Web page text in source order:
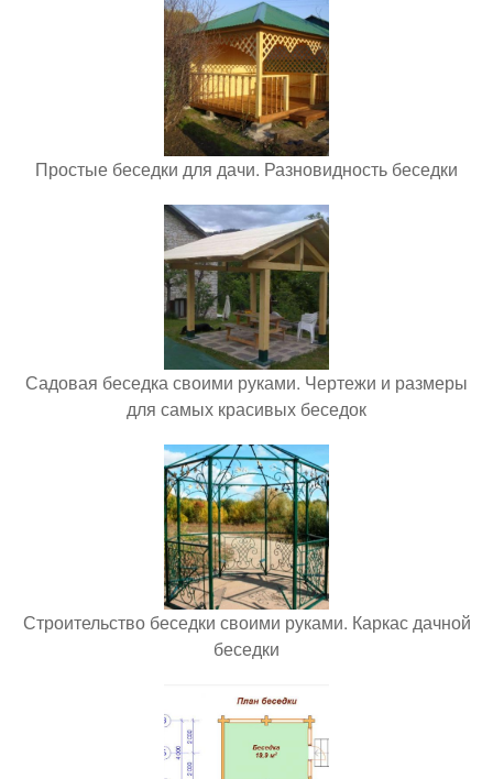
Простые беседки для дачи. Разновидность беседки
Садовая беседка своими руками. Чертежи и размеры
для самых красивых беседок
Строительство беседки своими руками. Каркас дачной
беседки